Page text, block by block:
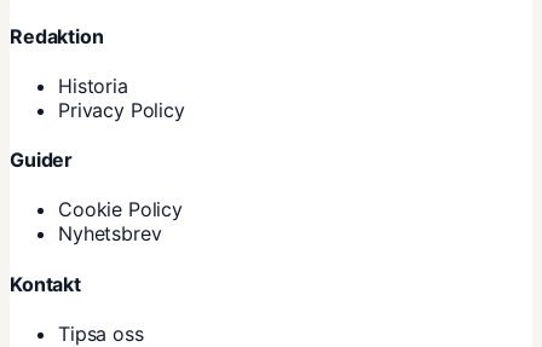
Redaktion
Historia
Privacy Policy
Guider
Cookie Policy
Nyhetsbrev
Kontakt
Tipsa oss